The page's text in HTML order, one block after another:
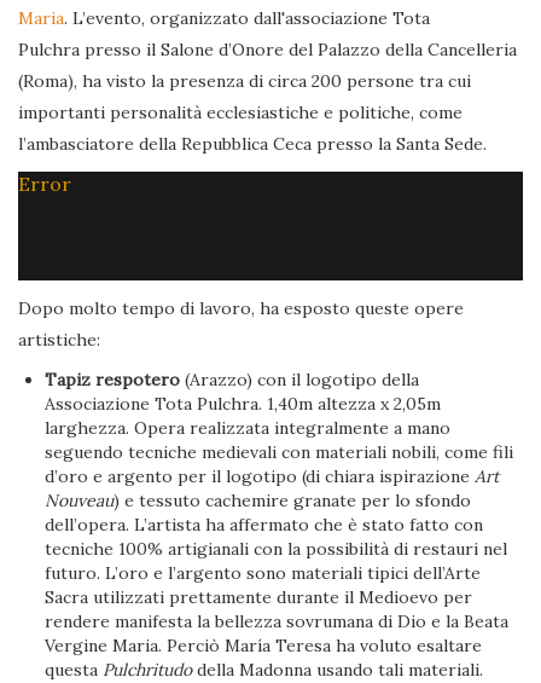
Maria. L’evento, organizzato dall'associazione Tota
Pulchra presso il Salone d’Onore del Palazzo della Cancelleria
(Roma), ha visto la presenza di circa 200 persone tra cui
importanti personalità ecclesiastiche e politiche, come
l’ambasciatore della Repubblica Ceca presso la Santa Sede.
Error
Dopo molto tempo di lavoro, ha esposto queste opere
artistiche:
Tapiz respotero (Arazzo) con il logotipo della
Associazione Tota Pulchra. 1,40m altezza x 2,05m
larghezza. Opera realizzata integralmente a mano
seguendo tecniche medievali con materiali nobili, come fili
d’oro e argento per il logotipo (di chiara ispirazioneArt
Nouveau) e tessuto cachemire granate per lo sfondo
dell’opera. L’artista ha affermato che è stato fatto con
tecniche 100% artigianali con la possibilità di restauri nel
futuro. L’oro e l’argento sono materiali tipici dell’Arte
Sacra utilizzati prettamente durante il Medioevo per
rendere manifesta la bellezza sovrumana di Dio e la Beata
Vergine Maria. Perciò María Teresa ha voluto esaltare
questa Pulchritudodella Madonna usando tali materiali.